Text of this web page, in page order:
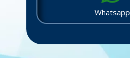
Whatsapp